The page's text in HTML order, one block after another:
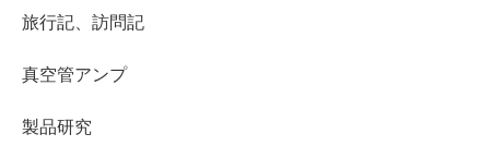
旅行記、訪問記
真空管アンプ
製品研究